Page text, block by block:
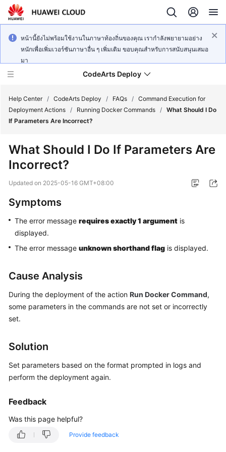
หน้านี้ยังไม่พร้อมใช้งานในภาษาท้องถิ่นของคุณ เรากำลังพยายามอย่าง
หนักเพื่อเพิ่มเวอร์ชันภาษาอื่น ๆ เพิ่มเติม ขอบคุณสำหรับการสนับสนุนเสมอ
มา
CodeArts Deploy
Function
Service
Overview
Getting
Started
Guide
Practices
Reference
FAQs
More
Help Center / CodeArts Deploy / FAQs / Command Execution for
Deployment Actions / Running Docker Commands / What Should I Do
If Parameters Are Incorrect?
What Should I Do If Parameters Are
Incorrect?
Updated on 2025-05-16 GMT+08:00
Symptoms
The error message requires exactly 1 argument is
displayed.
The error message unknown shorthand flag is displayed.
Cause Analysis
During the deployment of the action Run Docker Command,
some parameters in the commands are not set or incorrectly
set.
Solution
Set parameters based on the format prompted in logs and
perform the deployment again.
Feedback
Was this page helpful?
Provide feedback